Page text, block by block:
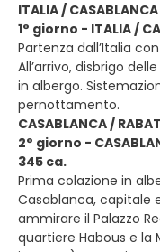
ITALIA / CASABLANCA
1° giorno - ITALIA /
Partenza dall’Italia
All’arrivo, disbrigo
in albergo.
pernottamento.
CASABLANCA /
2° giorno -
345 ca.
Prima colazione in
Casablanca, capitale
ammirare il Palazzo
quartiere Habous e la